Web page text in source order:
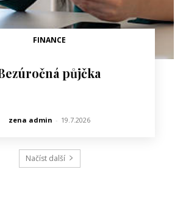
FINANCE
půjčka
zena admin - 19.7.2026
Načíst další